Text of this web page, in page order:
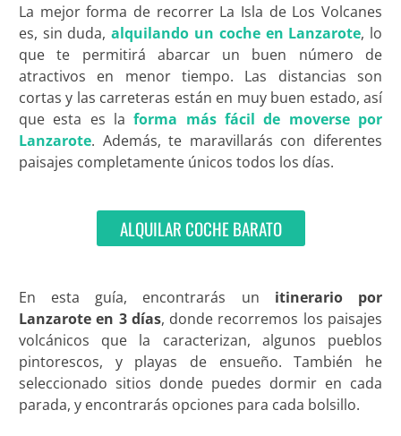
La mejor forma de recorrer La Isla de Los Volcanes
es, sin duda,alquilando un coche en Lanzarote, lo
que te permitirá abarcar un buen número de
atractivos en menor tiempo. Las distancias son
cortas y las carreteras están en muy buen estado, así
que esta es laforma más fácil de moverse por
Lanzarote. Además, te maravillarás con diferentes
paisajes completamente únicos todos los días.
ALQUILAR COCHE BARATO
En esta guía, encontrarás un itinerario por
Lanzarote en 3 días, donde recorremos los paisajes
volcánicos que la caracterizan, algunos pueblos
pintorescos, y playas de ensueño. También he
seleccionado sitios donde puedes dormir en cada
parada, y encontrarás opciones para cada bolsillo.